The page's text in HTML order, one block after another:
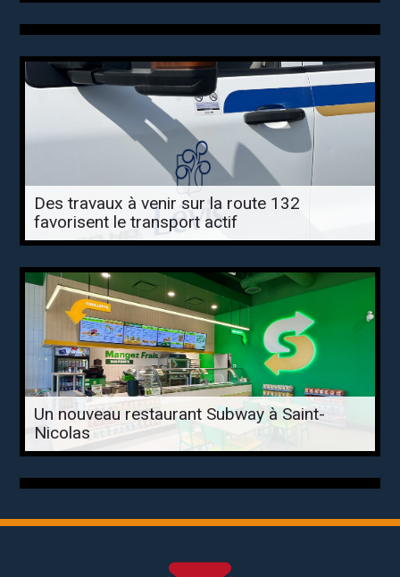
Des travaux à venir sur la route 132
favorisent le transport actif
Un nouveau restaurant Subway à Saint-
Nicolas